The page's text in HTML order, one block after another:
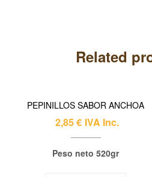
Related
PEPINILLOS SABOR ANCHOA
2,85€ IVA Inc.
Peso neto 520gr